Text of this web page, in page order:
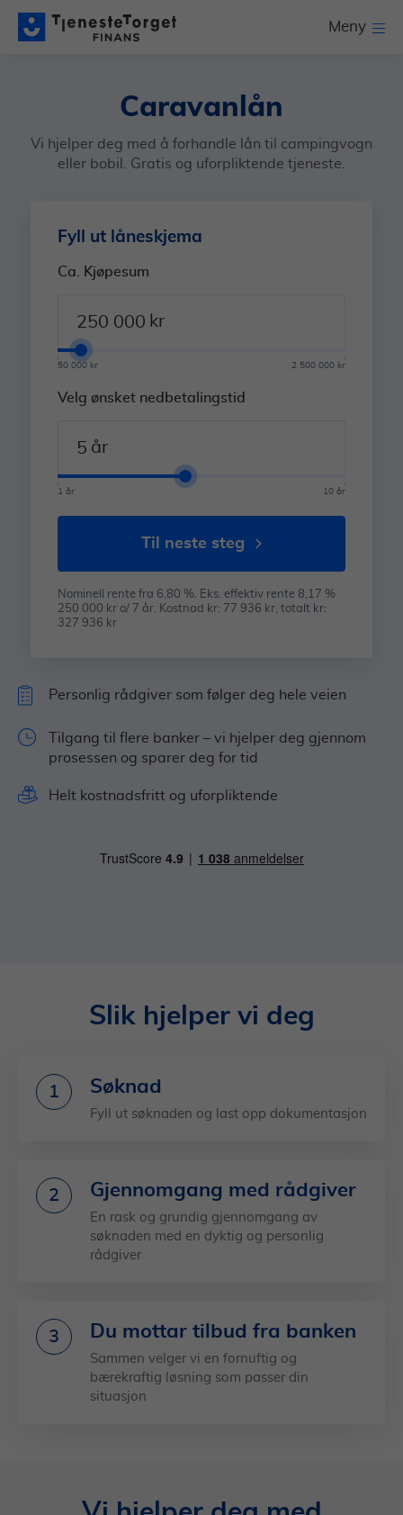
Meny
Caravanlån
Vi hjelper deg med å forhandle lån til campingvogn
eller bobil. Gratis og uforpliktende tjeneste.
Fyll ut låneskjema
Ca. Kjøpesum
kr
2 500 000 kr
50 000 kr
Velg ønsket nedbetalingstid
år
10 år
1 år
til neste steg
Nominell rente fra 6,80 %. Eks. effektiv rente 8,17 %
250 000 kr o/ 7 år. Kostnad kr: 77 936 kr, totalt kr:
327 936 kr
Personlig rådgiver som følger deg hele veien
Tilgang til flere banker – vi hjelper deg gjennom
prosessen og sparer deg for tid
Helt kostnadsfritt og uforpliktende
Slik hjelper vi deg
1 Søknad
Fyll ut søknaden og last opp dokumentasjon
2 Gjennomgang med rådgiver
En rask og grundig gjennomgang av
søknaden med en dyktig og personlig
rådgiver
3 Du mottar tilbud fra banken
Sammen velger vi en fornuftig og
bærekraftig løsning som passer din
situasjon